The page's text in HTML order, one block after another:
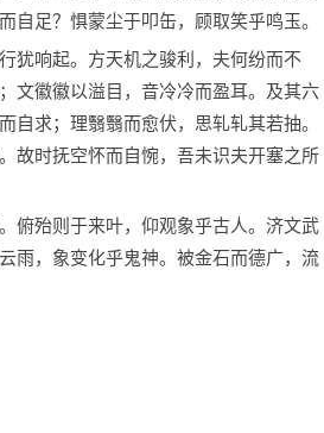
足？惧蒙尘于叩缶，顾取笑乎鸣玉。
响起。方天机之骏利，夫何纷而不
文徽徽以溢目，音冷冷而盈耳。及其六
求；理翳翳而愈伏，思轧轧其若抽。
故时抚空怀而自惋，吾未识夫开塞之所
殆则于来叶，仰观象乎古人。济文武
雨，象变化乎鬼神。被金石而德广，流